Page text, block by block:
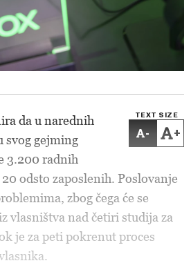
TEXT SIZE
- +
da u narednih
svog gejming
3.200 radnih
odsto zaposlenih. Poslovanje
zbog čega će se
vlasništva nad četiri studija za
je za peti pokrenut proces